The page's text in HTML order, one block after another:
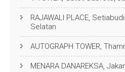
RAJAWALI PLACE,
Selatan
AUTOGRAPH TOWER,
MENARA DANAREKSA,